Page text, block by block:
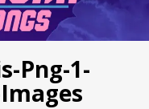
Png-1-